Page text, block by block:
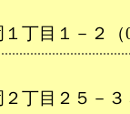
丁目１－２（
丁目２５－３